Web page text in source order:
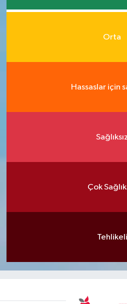
Orta
Hassaslar için
Çok
Tehlikeli